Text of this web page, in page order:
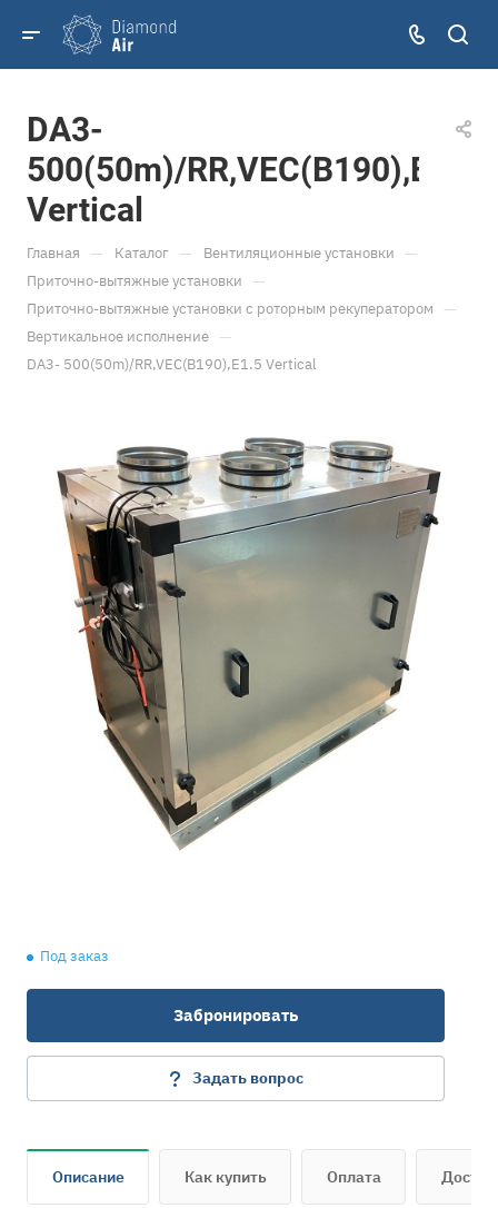
DA3-
500(50m)/RR,VEC(B190),E1.5
Vertical
Главная — Каталог — Вентиляционные установки —
Приточно-вытяжные установки —
Приточно-вытяжные установки с роторным рекуператором —
Вертикальное исполнение —
DA3- 500(50m)/RR,VEC(B190),E1.5 Vertical
Под заказ
Забронировать
Задать вопрос
Описание Как купить Оплата